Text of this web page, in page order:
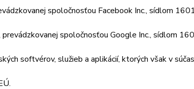
spoločnosťou Facebook Inc., sídlom
spoločnosťou Google Inc., sídlom
softvérov, služieb a aplikácií, ktorých však v